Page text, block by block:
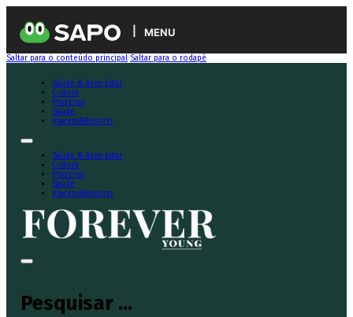
MENU
Saltar para o conteúdo principal Saltar para o rodapé
Saúde & Bem-Estar
Cultura
Prazeres
Saúde
Viagens&Resorts
Saúde & Bem-Estar
Cultura
Prazeres
Saúde
Viagens&Resorts
Pesquisar ...